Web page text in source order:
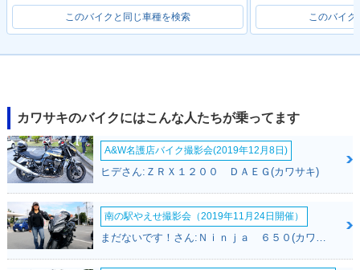
このバイクと同じ車種を検索 このバイク
カワサキのバイクにはこんな人たちが乗ってます
A&W名護店バイク撮影会(2019年12月8日)
ヒデさん:ＺＲＸ１２００ ＤＡＥＧ(カワサキ)
南の駅やえせ撮影会（2019年11月24日開催）